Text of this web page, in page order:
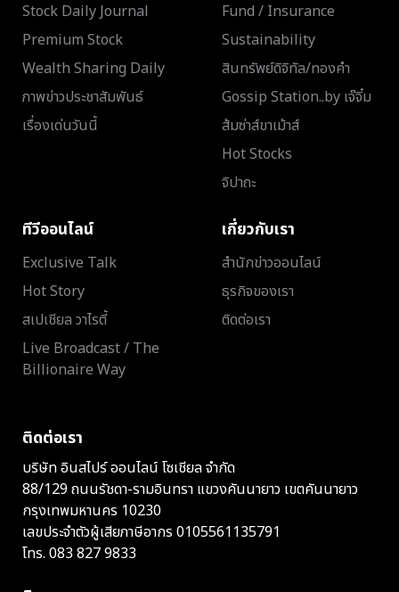
Stock Daily Journal
Premium Stock
Wealth Sharing Daily
ภาพข่าวประชาสัมพันธ์
เรื่องเด่นวันนี้
Fund / Insurance
Sustainability
สินทรัพย์ดิจิทัล/ทองคำ
Gossip Station..by เจ๊จิ๋ม
ส้มซ่าส์ขาเม้าส์
Hot Stocks
จิปาถะ
ทีวีออนไลน์
Exclusive Talk
Hot Story
สเปเชียล วาไรตี้
Live Broadcast / The
Billionaire Way
เกี่ยวกับเรา
สำนักข่าวออนไลน์
ธุรกิจของเรา
ติดต่อเรา
ติดต่อเรา
บริษัท อินสไปร์ ออนไลน์ โซเชียล จำกัด
88/129 ถนนรัชดา-รามอินทรา แขวงคันนายาว เขตคันนายาว
กรุงเทพมหานคร 10230
เลขประจำตัวผู้เสียภาษีอากร 0105561135791
โทร. 083 827 9833